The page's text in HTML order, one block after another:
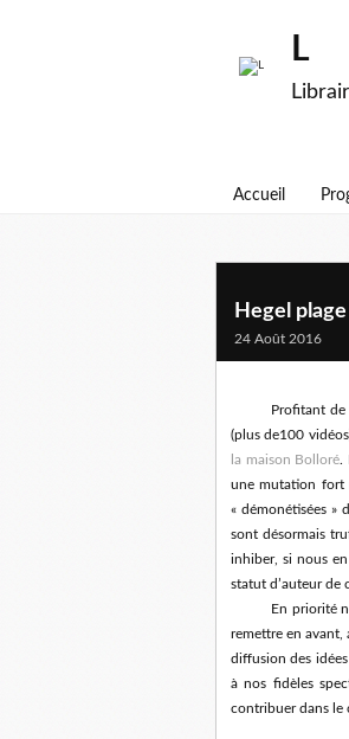
L
Accueil
Hegel
24 Août 2016
Profitant
(plus de100
la maison Bolloré.
une mutation fort
« démonétisées »
sont désormais
inhiber, si nous
statut d’auteur de
En priorité
remettre en avant,
diffusion des
à nos fidèles
contribuer dans le